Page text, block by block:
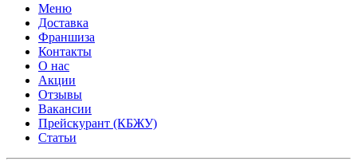
Меню
Доставка
Франшиза
Контакты
О нас
Акции
Отзывы
Вакансии
Прейскурант (КБЖУ)
Статьи